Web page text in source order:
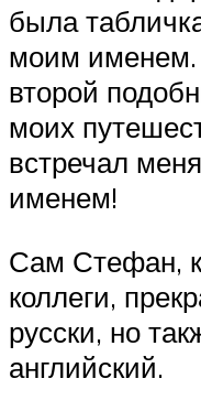
была
моим
второй
моих
встречал
именем!
Сам Стефан,
коллеги,
русски, но
английский.